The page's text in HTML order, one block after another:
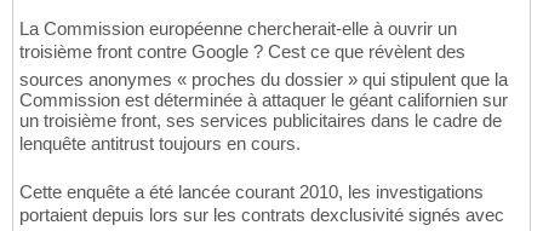
La Commission européenne chercherait-elle à ouvrir un
troisième front contre Google ? Cest ce que révèlent des
sources anonymes « proches du dossier » qui stipulent que la
Commission est déterminée à attaquer le géant californien sur
un troisième front, ses services publicitaires dans le cadre de
lenquête antitrust toujours en cours.
Cette enquête a été lancée courant 2010, les investigations
portaient depuis lors sur les contrats dexclusivité signés avec